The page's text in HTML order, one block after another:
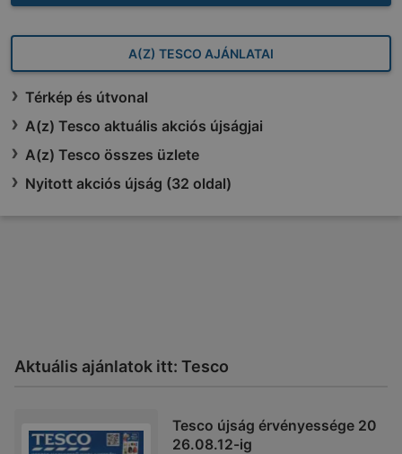
A(Z) TESCO AJÁNLATAI
Térkép és útvonal
A(z) Tesco aktuális akciós újságjai
A(z) Tesco összes üzlete
Nyitott akciós újság (32 oldal)
Aktuális ajánlatok itt: Tesco
Tesco újság érvényessége 20
26.08.12-ig